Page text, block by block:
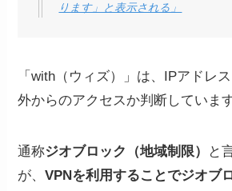
ります」と表示される」
「with（ウィズ）」は、IPアドレ
外からのアクセスか判断しています
通称ジオブロック（地域制限）
と
が、VPNを利用することでジオブ